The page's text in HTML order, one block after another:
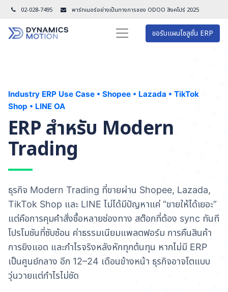
02-028-7495 พาร์ทเนอร์อย่างเป็นทางการของ ODOO สิงคโปร์ 2025
ขอรับแผนโซลูชั่น ERP
Industry ERP Use Case • Shopee • Lazada • TikTok
Shop • LINE OA
ERP สำหรับ Modern
Trading
ธุรกิจ Modern Trading ที่ขายผ่าน Shopee, Lazada,
TikTok Shop และ LINE ไม่ได้มีปัญหาแค่ “ขายให้ได้เยอะ”
แต่คือการคุมคำสั่งซื้อหลายช่องทาง สต๊อกที่ต้อง sync ทันที
โปรโมชันที่ซับซ้อน ค่าธรรมเนียมแพลตฟอร์ม การคืนสินค้า
การยิงแอด และกำไรจริงหลังหักทุกต้นทุน หากไม่มี ERP
เป็นศูนย์กลาง อีก 12–24 เดือนข้างหน้า ธุรกิจอาจโตแบบ
วุ่นวายแต่กำไรไม่ชัด